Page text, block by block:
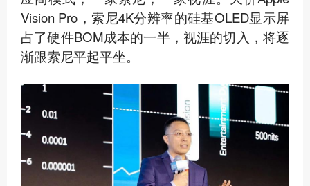
Vision Pro，索尼4K分辨率的硅基OLED显示屏
占了硬件BOM成本的一半，视涯的切入，将逐
渐跟索尼平起平坐。